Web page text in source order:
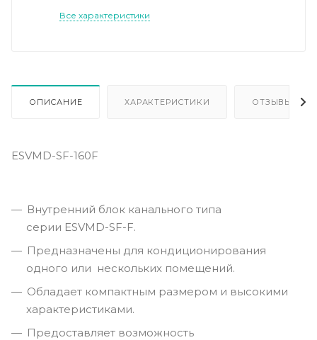
Все характеристики
ОПИСАНИЕ ХАРАКТЕРИСТИКИ ОТЗЫВЫ
ESVMD-SF-160F
Внутренний блок канального типа
серии ESVMD-SF-F.
Предназначены для кондиционирования
одного или нескольких помещений.
Обладает компактным размером и высокими
характеристиками.
Предоставляет возможность